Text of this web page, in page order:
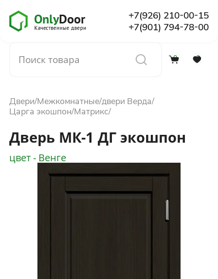
+7(926) 210-00-15
+7(901) 794-78-00
0 0
О компании
Установка
Доставка и оплата
Двери Межкомнатные двери Верда
Царга экошпон Матрикс
Дверь МК-1 ДГ экошпон
цвет - Венге